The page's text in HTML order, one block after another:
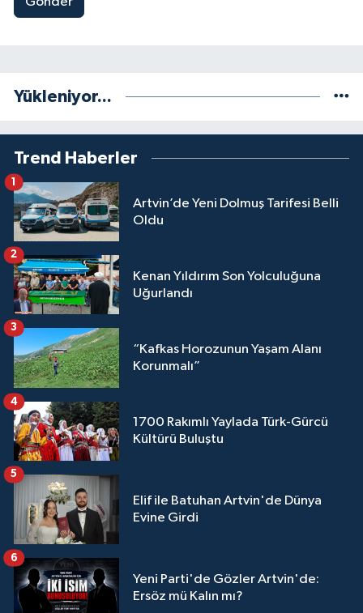
Yükleniyor...
Trend Haberler
Artvin’de Yeni Dolmuş Tarifesi Belli
Oldu
1
Kenan Yıldırım Son Yolculuğuna
Uğurlandı
2
“Kafkas Horozunun Yaşam Alanı
Korunmalı”
3
1700 Rakımlı Yaylada Türk-Gürcü
Kültürü Buluştu
4
Elif ile Batuhan Artvin'de Dünya
Evine Girdi
5
Yeni Parti'de Gözler Artvin'de:
Ersöz mü Kalın mı?
6